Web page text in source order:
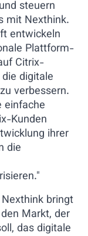
steuern
mit Nexthink.
entwickeln
Plattform-
Citrix-
digitale
verbessern.
einfache
Kunden
ihrer
die
bringt
Markt, der
das digitale